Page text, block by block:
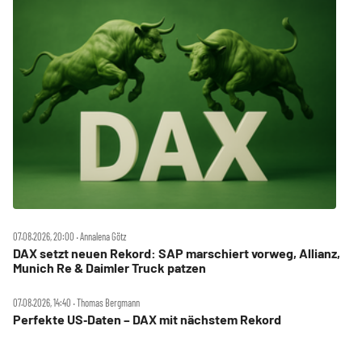
07.08.2026, 20:00 ‧ Annalena Götz
DAX setzt neuen Rekord: SAP marschiert vorweg, Allianz,
Munich Re & Daimler Truck patzen
07.08.2026, 14:40 ‧ Thomas Bergmann
Perfekte US‑Daten – DAX mit nächstem Rekord